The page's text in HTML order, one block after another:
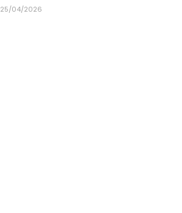
25/04/2026